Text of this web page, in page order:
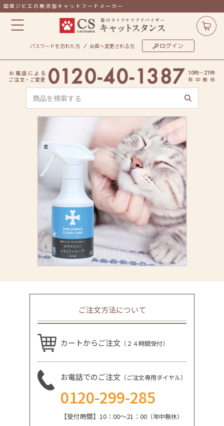
国産ジビエの無添加キャットフードメーカー
パスワードを忘れた方 会員へ変更される方 ログイン
お 電話 に よ る
ご注文 ・ ご変更
10時－21 時
年 中 無 休
ご注文方法について
カートからご注文 （２４時間受付）
お電話でのご注文 （ご注文専用ダイヤル）
0120-299-285
【受付時間】10：00～21：00 （年中無休）